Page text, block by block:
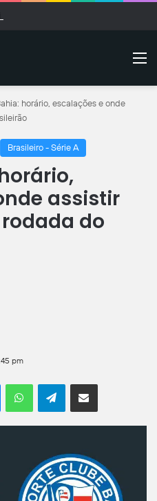
horário, escalações e onde
Brasileiro - Série A
assistir
rodada do
pm
MessengerWhatsAppTelegramCompartilhar por e-mail